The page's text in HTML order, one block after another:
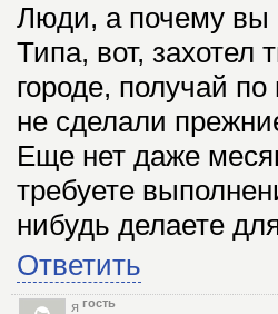
Люди, а почему вы
Типа, вот,
городе, получай
не сделали
Еще нет даже
требуете
нибудь делаете
Ответить
я гость